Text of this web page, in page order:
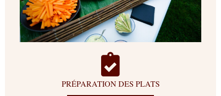
PRÉPARATION DES PLATS